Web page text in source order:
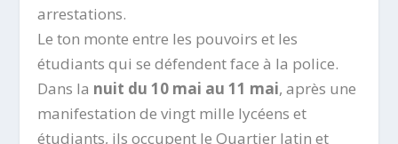
arrestations.
Le ton monte entre les pouvoirs et les
étudiants qui se défendent face à la police.
Dans la nuit du 10 mai au 11 mai, après une
manifestation de vingt mille lycéens et
étudiants, ils occupent le Quartier latin et